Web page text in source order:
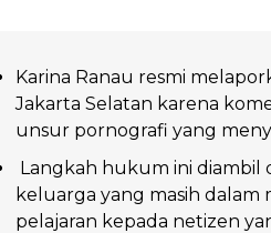
Karina Ranau resmi
Jakarta Selatan karena
unsur pornografi yang
Langkah hukum ini diambil
keluarga yang masih
pelajaran kepada netizen